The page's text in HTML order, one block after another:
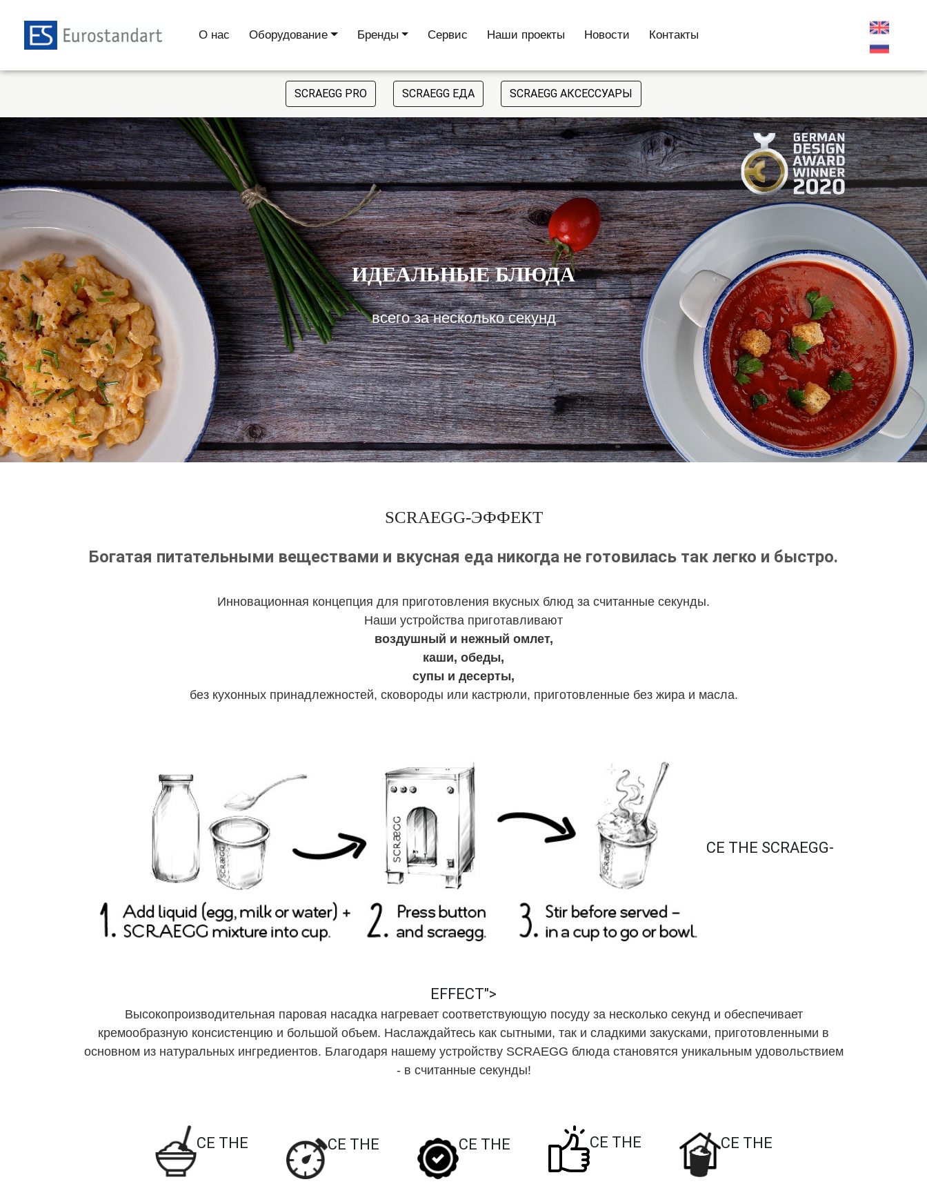
О нас Оборудование Бренды Сервис Наши проекты Новости Контакты
SCRAEGG PRO SCRAEGG ЕДА SCRAEGG АКСЕССУАРЫ
ИДЕАЛЬНЫЕ БЛЮДА
всего за несколько секунд
SCRAEGG-ЭФФЕКТ
Богатая питательными веществами и вкусная еда никогда не готовилась так легко и быстро.
Инновационная концепция для приготовления вкусных блюд за считанные секунды.
Наши устройства приготавливают
воздушный и нежный омлет,
каши, обеды,
супы и десерты,
без кухонных принадлежностей, сковороды или кастрюли, приготовленные без жира и масла.
CE THE SCRAEGG-
EFFECT">
Высокопроизводительная паровая насадка нагревает соответствующую посуду за несколько секунд и обеспечивает
кремообразную консистенцию и большой объем. Наслаждайтесь как сытными, так и сладкими закусками, приготовленными в
основном из натуральных ингредиентов. Благодаря нашему устройству SCRAEGG блюда становятся уникальным удовольствием
- в считанные секунды!
CE THE CE THE CE THE CE THE CE THE